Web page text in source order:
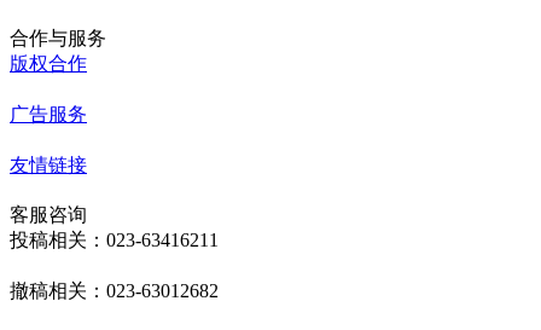
合作与服务
版权合作
广告服务
友情链接
客服咨询
投稿相关：023-63416211
撤稿相关：023-63012682